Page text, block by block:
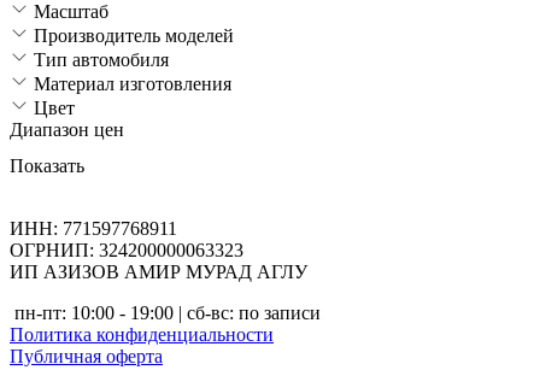
Масштаб
Производитель моделей
Тип автомобиля
Материал изготовления
Цвет
Диапазон цен
Показать
ИНН: 771597768911
ОГРНИП: 324200000063323
ИП АЗИЗОВ АМИР МУРАД АГЛУ
пн-пт: 10:00 - 19:00 | сб-вс: по записи
Политика конфиденциальности
Публичная оферта